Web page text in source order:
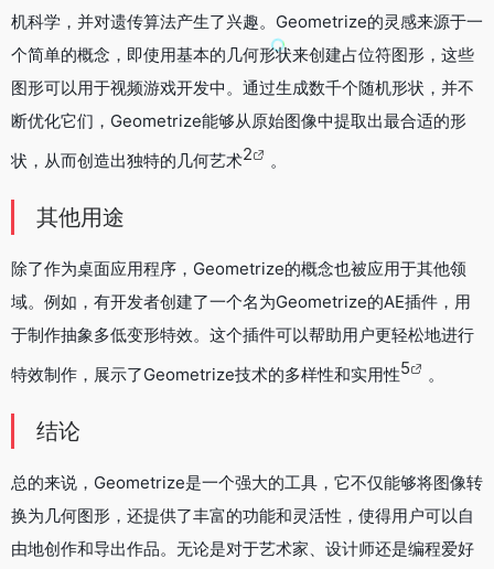
机科学，并对遗传算法产生了兴趣。Geometrize的灵感来源于一
个简单的概念，即使用基本的几何形状来创建占位符图形，这些
图形可以用于视频游戏开发中。通过生成数千个随机形状，并不
断优化它们，Geometrize能够从原始图像中提取出最合适的形
状，从而创造出独特的几何艺术2 。
其他用途
除了作为桌面应用程序，Geometrize的概念也被应用于其他领
域。例如，有开发者创建了一个名为Geometrize的AE插件，用
于制作抽象多低变形特效。这个插件可以帮助用户更轻松地进行
特效制作，展示了Geometrize技术的多样性和实用性5 。
结论
总的来说，Geometrize是一个强大的工具，它不仅能够将图像转
换为几何图形，还提供了丰富的功能和灵活性，使得用户可以自
由地创作和导出作品。无论是对于艺术家、设计师还是编程爱好